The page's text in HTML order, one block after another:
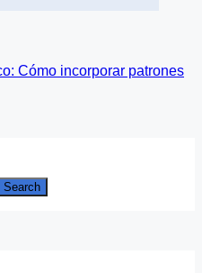
Cómo incorporar patrones
Search